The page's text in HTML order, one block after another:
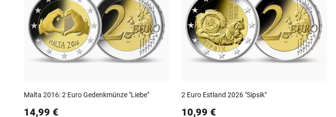
Malta 2016: 2 Euro Gedenkmünze "Liebe"
14,99 €
2 Euro Estland 2026 "Sipsik"
10,99 €